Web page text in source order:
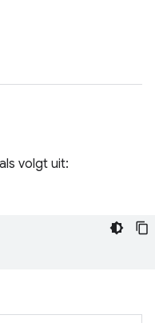
volgt uit: